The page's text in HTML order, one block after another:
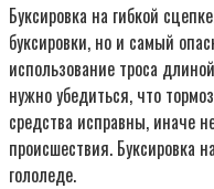
Буксировка на гибкой
буксировки, но и самый
использование троса
нужно убедиться, что
средства исправны, иначе
происшествия. Буксировка
гололеде.